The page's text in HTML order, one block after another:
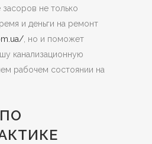
не только
и деньги на ремонт
, но и поможет
канализационную
рабочем состоянии на